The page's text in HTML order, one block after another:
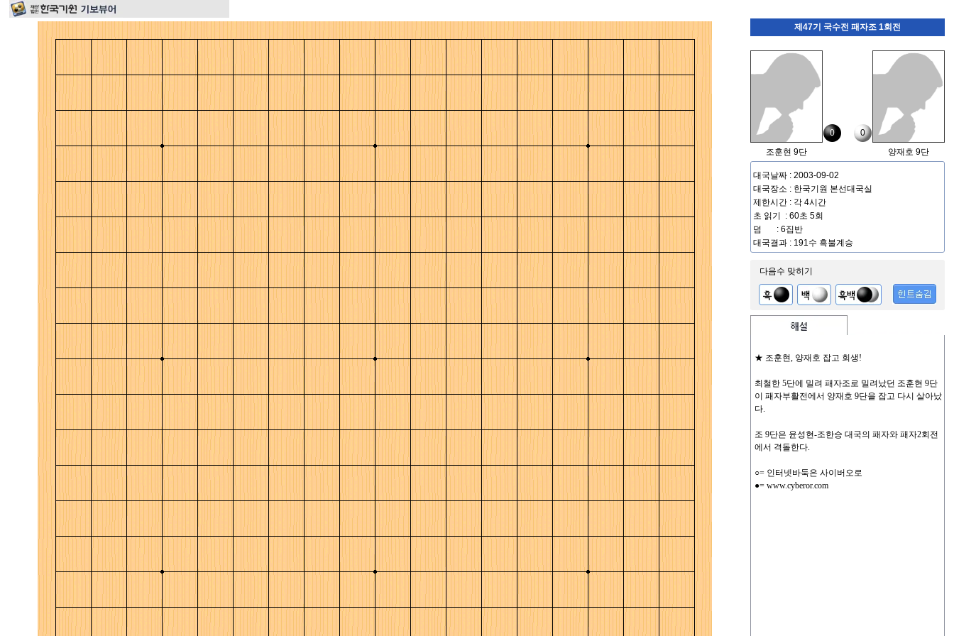
제47기 국수전 패자조 1회전
0
0
조훈현 9단
양재호 9단
대국날짜 : 2003-09-02
대국장소 : 한국기원 본선대국실
제한시간 : 각 4시간
초 읽기 : 60초 5회
덤 : 6집반
대국결과 : 191수 흑불계승
다음수 맞히기
★ 조훈현, 양재호 잡고 회생!
최철한 5단에 밀려 패자조로 밀려났던 조훈현 9단
이 패자부활전에서 양재호 9단을 잡고 다시 살아났
다.
조 9단은 윤성현-조한승 대국의 패자와 패자2회전
에서 격돌한다.
○= 인터넷바둑은 사이버오로
●= www.cyberor.com